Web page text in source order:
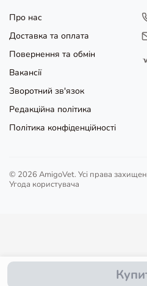
Про нас
Доставка та оплата
Повернення та обмін
Вакансії
Зворотний зв'язок
Редакційна політика
Політика конфіденційності
© 2026 AmigoVet. Усі права
Угода користувача